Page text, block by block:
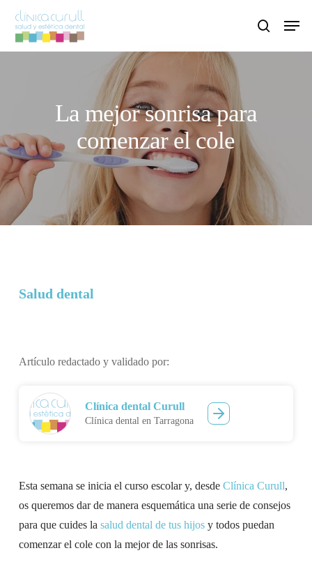
search
Menu
La mejor sonrisa para
comenzar el cole
Salud dental
Artículo redactado y validado por:
Clínica dental Curull
Clínica dental en Tarragona
Esta semana se inicia el curso escolar y, desde Clínica Curull,
os queremos dar de manera esquemática una serie de consejos
para que cuides la salud dental de tus hijosy todos puedan
comenzar el cole con la mejor de las sonrisas.